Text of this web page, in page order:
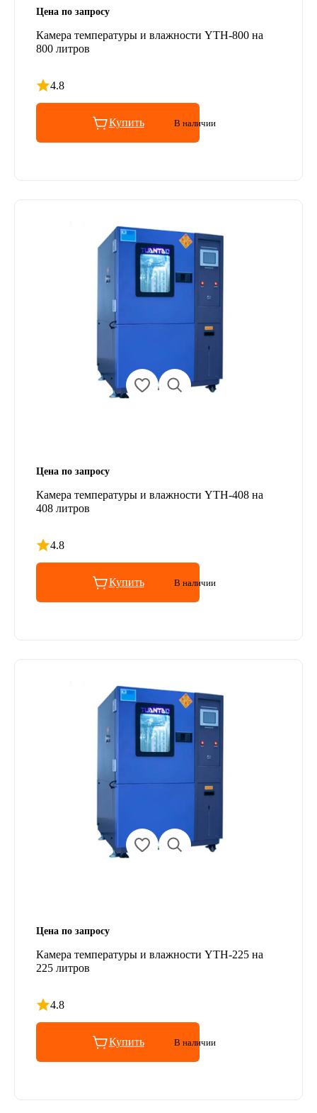
Цена по запросу
Камера температуры и влажности YTH-800 на
800 литров
4.8
Рейтинг 4.8 из 5
Купить В наличии
Цена по запросу
Камера температуры и влажности YTH-408 на
408 литров
4.8
Рейтинг 4.8 из 5
Купить В наличии
Цена по запросу
Камера температуры и влажности YTH-225 на
225 литров
4.8
Рейтинг 4.8 из 5
Купить В наличии